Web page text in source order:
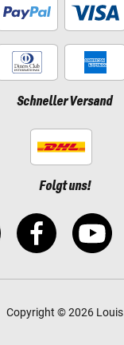
Schneller Versand
Folgt uns!
Copyright © 2026 Louis